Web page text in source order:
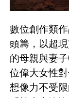
數位創作類
頭籌，以超
的母親與妻
位偉大女性
想像力不受